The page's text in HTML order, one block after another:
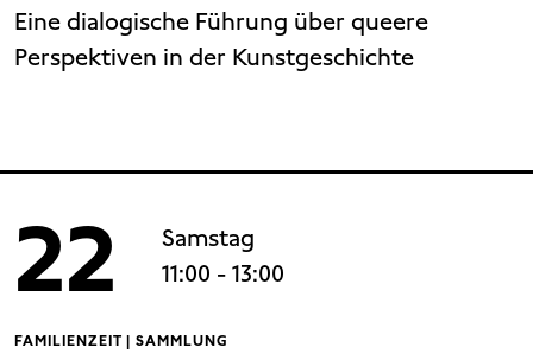
Eine dialogische Führung über queere
Perspektiven in der Kunstgeschichte
22
Samstag
11:00 - 13:00
FAMILIENZEIT | SAMMLUNG